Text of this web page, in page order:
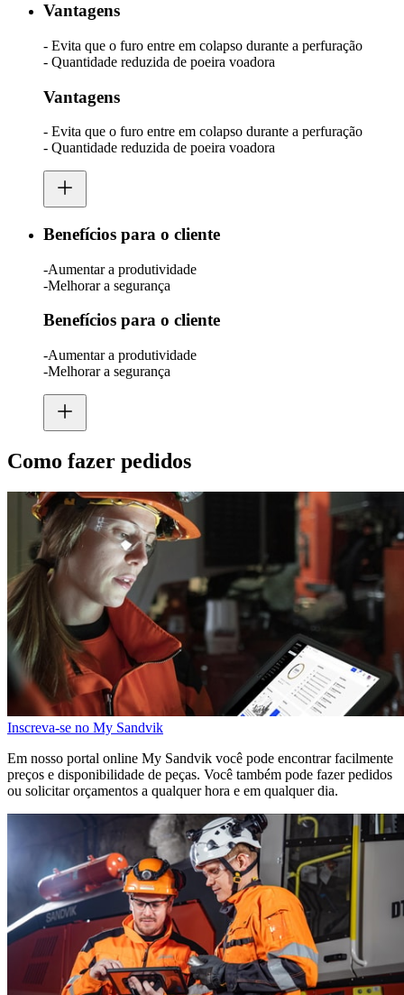
Vantagens
- Evita que o furo entre em colapso durante a perfuração
- Quantidade reduzida de poeira voadora
Vantagens
- Evita que o furo entre em colapso durante a perfuração
- Quantidade reduzida de poeira voadora
Benefícios para o cliente
-Aumentar a produtividade
-Melhorar a segurança
Benefícios para o cliente
-Aumentar a produtividade
-Melhorar a segurança
Como fazer pedidos
Inscreva-se no My Sandvik
Em nosso portal online My Sandvik você pode encontrar facilmente
preços e disponibilidade de peças. Você também pode fazer pedidos
ou solicitar orçamentos a qualquer hora e em qualquer dia.